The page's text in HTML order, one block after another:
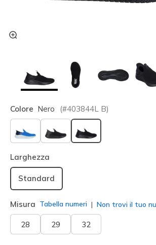
Colore Nero (#403844L B)
selezionato
Larghezza
Standard
Misura Tabella numeri Non trovi il tuo
28 29 32